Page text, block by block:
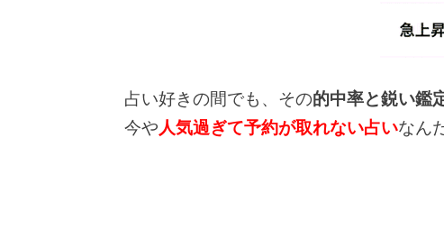
占い好きの間でも、その的中率と鋭い鑑
今や人気過ぎて予約が取れない占いなん